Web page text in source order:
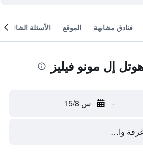
فنادق مشابهة الموقع الأسئلة الشائعة
إل مونو فيليز
- س 15/8